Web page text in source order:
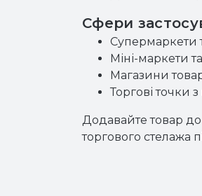
Сфери
Супермаркети
Міні-маркети
Магазини
Торгові точки
Додавайте товар
торгового стелажа